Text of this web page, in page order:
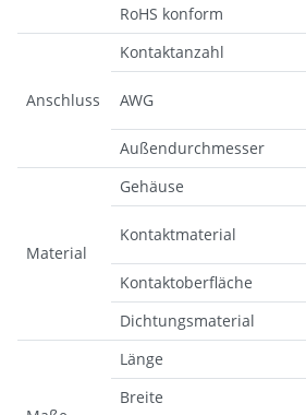
RoHS konform
Anschluss
Kontaktanzahl
AWG
Außendurchmesser
Material
Gehäuse
Kontaktmaterial
Kontaktoberfläche
Dichtungsmaterial
Länge
Breite